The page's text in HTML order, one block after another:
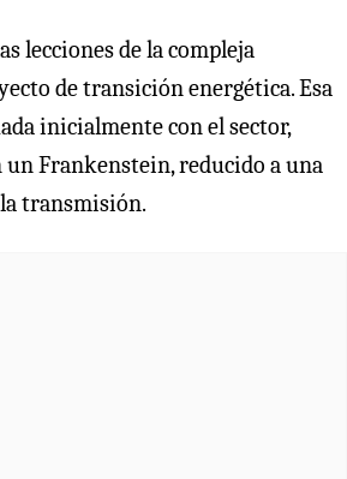
lecciones de la compleja
de transición energética. Esa
inicialmente con el sector,
un Frankenstein, reducido a una
transmisión.